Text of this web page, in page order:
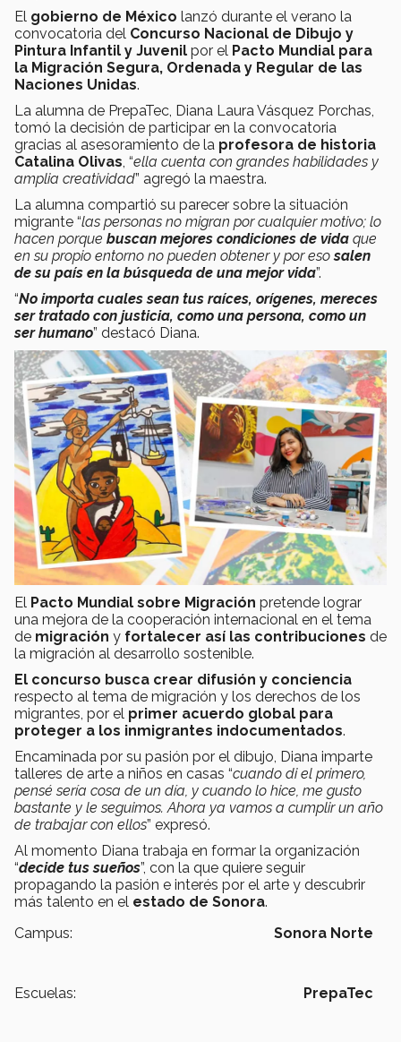
El gobierno de México lanzó durante el verano la
convocatoria del Concurso Nacional de Dibujo y
Pintura Infantil y Juvenil por el Pacto Mundial para
la Migración Segura, Ordenada y Regular de las
Naciones Unidas.
La alumna de PrepaTec, Diana Laura Vásquez Porchas,
tomó la decisión de participar en la convocatoria
gracias al asesoramiento de la profesora de historia
Catalina Olivas , “ella cuenta con grandes habilidades y
amplia creatividad” agregó la maestra.
La alumna compartió su parecer sobre la situación
migrante “las personas no migran por cualquier motivo; lo
hacen porque buscan mejores condiciones de vida que
en su propio entorno no pueden obtener y por esosalen
de su país en la búsqueda de una mejor vida”.
“No importa cuales sean tus raíces, orígenes, mereces
ser tratado con justicia, como una persona, como un
ser humano” destacó Diana.
El Pacto Mundial sobre Migración pretende lograr
una mejora de la cooperación internacional en el tema
de migración y fortalecer así las contribuciones de
la migración al desarrollo sostenible.
El concurso busca crear difusión y conciencia
respecto al tema de migración y los derechos de los
migrantes, por el primer acuerdo global para
proteger a los inmigrantes indocumentados.
Encaminada por su pasión por el dibujo, Diana imparte
talleres de arte a niños en casas “cuando di el primero,
pensé sería cosa de un día, y cuando lo hice, me gusto
bastante y le seguimos. Ahora ya vamos a cumplir un año
de trabajar con ellos” expresó.
Al momento Diana trabaja en formar la organización
“decide tus sueños”, con la que quiere seguir
propagando la pasión e interés por el arte y descubrir
más talento en el estado de Sonora.
Campus:
Sonora Norte
Escuelas: PrepaTec